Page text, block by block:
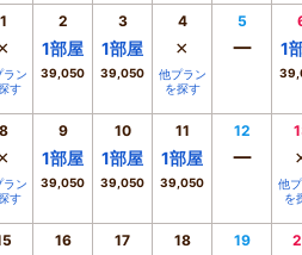
1
ラン
す
2
1部屋
39,050
3
1部屋
39,050
4
×
他プラン
を探す
5
ー 1
8
ラン
す
9
1部屋
39,050
10
1部屋
39,050
11
1部屋
39,050
12
ー
他
を
16 17 18 19